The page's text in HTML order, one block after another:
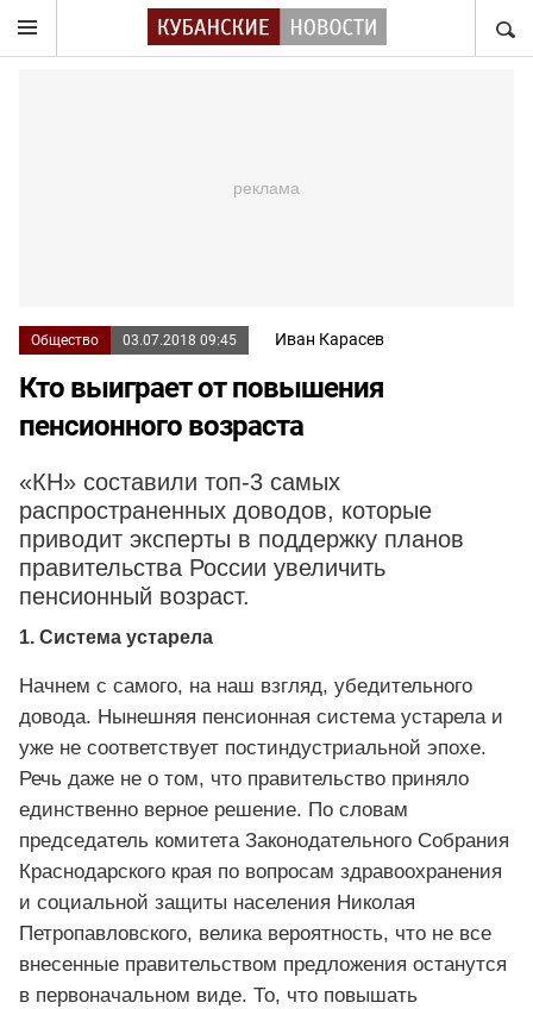
Общество 03.07.2018 09:45 Иван Карасев
Кто выиграет от повышения
пенсионного возраста
«КН» составили топ-3 самых
распространенных доводов, которые
приводит эксперты в поддержку планов
правительства России увеличить
пенсионный возраст.
1. Система устарела
Начнем с самого, на наш взгляд, убедительного
довода. Нынешняя пенсионная система устарела и
уже не соответствует постиндустриальной эпохе.
Речь даже не о том, что правительство приняло
единственно верное решение. По словам
председатель комитета Законодательного Собрания
Краснодарского края по вопросам здравоохранения
и социальной защиты населения Николая
Петропавловского, велика вероятность, что не все
внесенные правительством предложения останутся
в первоначальном виде. То, что повышать